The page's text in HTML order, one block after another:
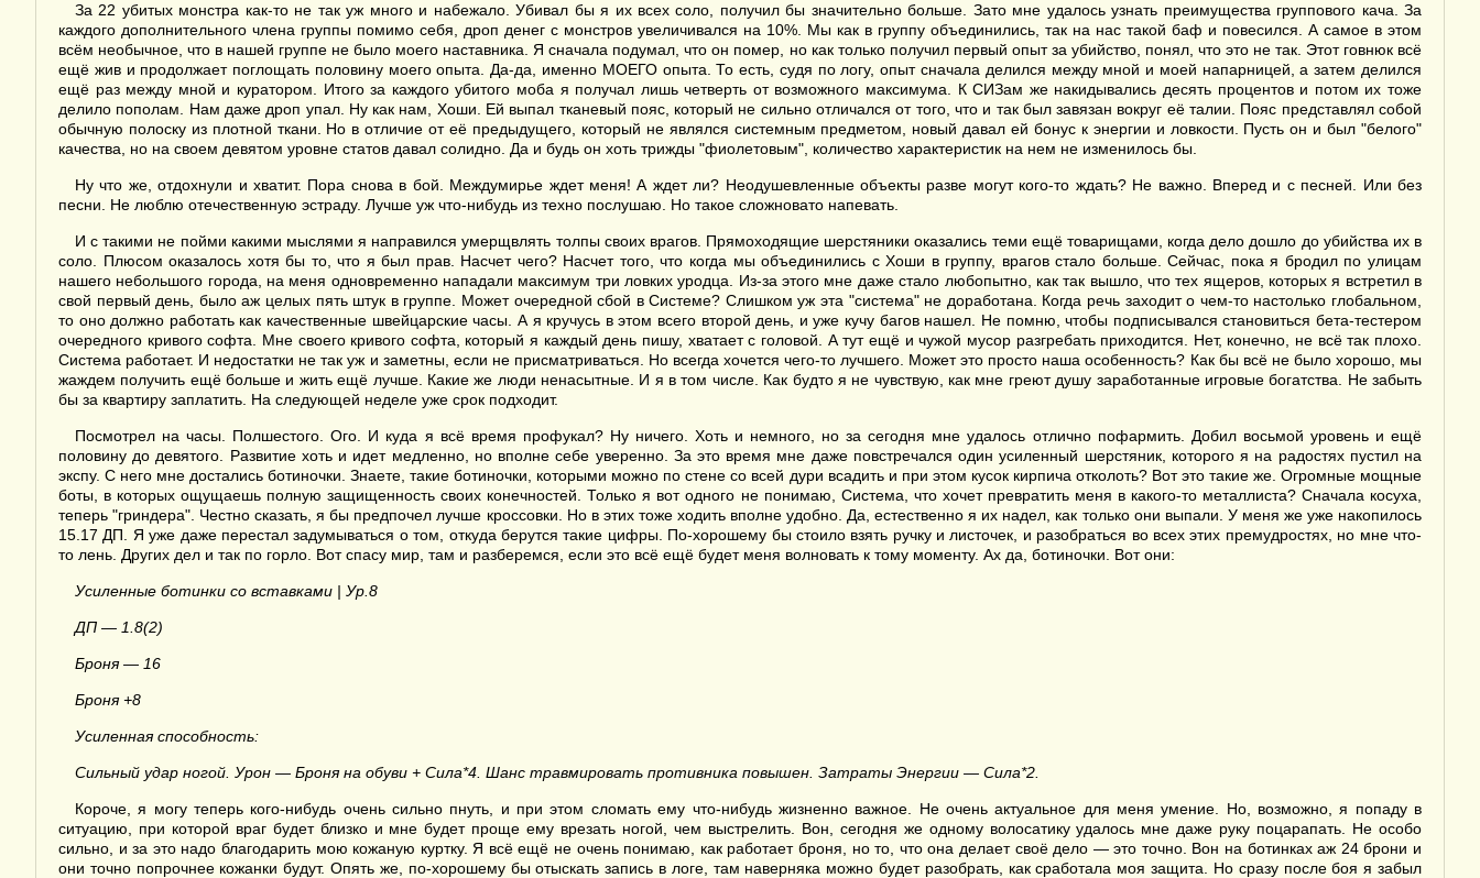
За 22 убитых монстра как-то не так уж много и набежало. Убивал бы я их всех соло, получил бы значительно больше. Зато мне удалось узнать преимущества группового кача. За
каждого дополнительного члена группы помимо себя, дроп денег с монстров увеличивался на 10%. Мы как в группу объединились, так на нас такой баф и повесился. А самое в этом
всём необычное, что в нашей группе не было моего наставника. Я сначала подумал, что он помер, но как только получил первый опыт за убийство, понял, что это не так. Этот говнюк всё
ещё жив и продолжает поглощать половину моего опыта. Да-да, именно МОЕГО опыта. То есть, судя по логу, опыт сначала делился между мной и моей напарницей, а затем делился
ещё раз между мной и куратором. Итого за каждого убитого моба я получал лишь четверть от возможного максимума. К СИЗам же накидывались десять процентов и потом их тоже
делило пополам. Нам даже дроп упал. Ну как нам, Хоши. Ей выпал тканевый пояс, который не сильно отличался от того, что и так был завязан вокруг её талии. Пояс представлял собой
обычную полоску из плотной ткани. Но в отличие от её предыдущего, который не являлся системным предметом, новый давал ей бонус к энергии и ловкости. Пусть он и был "белого"
качества, но на своем девятом уровне статов давал солидно. Да и будь он хоть трижды "фиолетовым", количество характеристик на нем не изменилось бы.
Ну что же, отдохнули и хватит. Пора снова в бой. Междумирье ждет меня! А ждет ли? Неодушевленные объекты разве могут кого-то ждать? Не важно. Вперед и с песней. Или без
песни. Не люблю отечественную эстраду. Лучше уж что-нибудь из техно послушаю. Но такое сложновато напевать.
И с такими не пойми какими мыслями я направился умерщвлять толпы своих врагов. Прямоходящие шерстяники оказались теми ещё товарищами, когда дело дошло до убийства их в
соло. Плюсом оказалось хотя бы то, что я был прав. Насчет чего? Насчет того, что когда мы объединились с Хоши в группу, врагов стало больше. Сейчас, пока я бродил по улицам
нашего небольшого города, на меня одновременно нападали максимум три ловких уродца. Из-за этого мне даже стало любопытно, как так вышло, что тех ящеров, которых я встретил в
свой первый день, было аж целых пять штук в группе. Может очередной сбой в Системе? Слишком уж эта "система" не доработана. Когда речь заходит о чем-то настолько глобальном,
то оно должно работать как качественные швейцарские часы. А я кручусь в этом всего второй день, и уже кучу багов нашел. Не помню, чтобы подписывался становиться бета-тестером
очередного кривого софта. Мне своего кривого софта, который я каждый день пишу, хватает с головой. А тут ещё и чужой мусор разгребать приходится. Нет, конечно, не всё так плохо.
Система работает. И недостатки не так уж и заметны, если не присматриваться. Но всегда хочется чего-то лучшего. Может это просто наша особенность? Как бы всё не было хорошо, мы
жаждем получить ещё больше и жить ещё лучше. Какие же люди ненасытные. И я в том числе. Как будто я не чувствую, как мне греют душу заработанные игровые богатства. Не забыть
бы за квартиру заплатить. На следующей неделе уже срок подходит.
Посмотрел на часы. Полшестого. Ого. И куда я всё время профукал? Ну ничего. Хоть и немного, но за сегодня мне удалось отлично пофармить. Добил восьмой уровень и ещё
половину до девятого. Развитие хоть и идет медленно, но вполне себе уверенно. За это время мне даже повстречался один усиленный шерстяник, которого я на радостях пустил на
экспу. С него мне достались ботиночки. Знаете, такие ботиночки, которыми можно по стене со всей дури всадить и при этом кусок кирпича отколоть? Вот это такие же. Огромные мощные
боты, в которых ощущаешь полную защищенность своих конечностей. Только я вот одного не понимаю, Система, что хочет превратить меня в какого-то металлиста? Сначала косуха,
теперь "гриндера". Честно сказать, я бы предпочел лучше кроссовки. Но в этих тоже ходить вполне удобно. Да, естественно я их надел, как только они выпали. У меня же уже накопилось
15.17 ДП. Я уже даже перестал задумываться о том, откуда берутся такие цифры. По-хорошему бы стоило взять ручку и листочек, и разобраться во всех этих премудростях, но мне что-
то лень. Других дел и так по горло. Вот спасу мир, там и разберемся, если это всё ещё будет меня волновать к тому моменту. Ах да, ботиночки. Вот они:
Усиленные ботинки со вставками | Ур.8
ДП — 1.8(2)
Броня — 16
Броня +8
Усиленная способность:
Сильный удар ногой. Урон — Броня на обуви + Сила*4. Шанс травмировать противника повышен. Затраты Энергии — Сила*2.
Короче, я могу теперь кого-нибудь очень сильно пнуть, и при этом сломать ему что-нибудь жизненно важное. Не очень актуальное для меня умение. Но, возможно, я попаду в
ситуацию, при которой враг будет близко и мне будет проще ему врезать ногой, чем выстрелить. Вон, сегодня же одному волосатику удалось мне даже руку поцарапать. Не особо
сильно, и за это надо благодарить мою кожаную куртку. Я всё ещё не очень понимаю, как работает броня, но то, что она делает своё дело — это точно. Вон на ботинках аж 24 брони и
они точно попрочнее кожанки будут. Опять же, по-хорошему бы отыскать запись в логе, там наверняка можно будет разобрать, как сработала моя защита. Но сразу после боя я забыл